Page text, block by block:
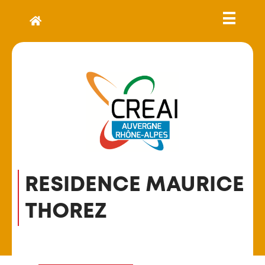
RESIDENCE MAURICE
THOREZ